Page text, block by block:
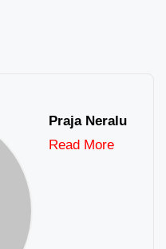
Praja Neralu
Read More